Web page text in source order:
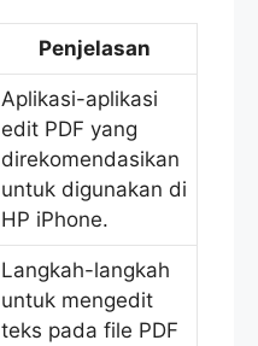
Penjelasan
Aplikasi-aplikasi
edit PDF yang
direkomendasikan
untuk digunakan di
HP iPhone.
Langkah-langkah
untuk mengedit
teks pada file PDF